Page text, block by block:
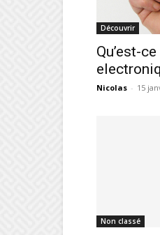
Découvrir
Qu’est-
Nicolas - 15
Non classé